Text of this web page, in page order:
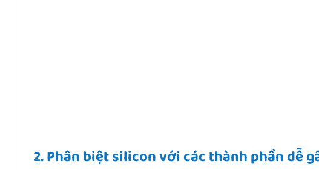
2. Phân biệt silicon với các thành phần dễ